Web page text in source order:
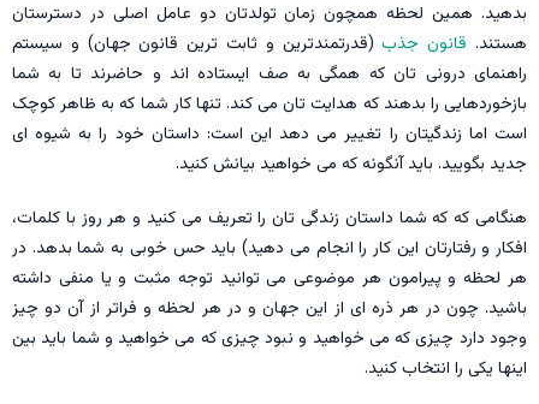
بدهید. همین لحظه همچون زمان تولدتان دو عامل اصلی در دسترستان
هستند. قانون جذب(قدرتمندترین و ثابت ترین قانون جهان) و سیستم
راهنمای درونی تان که همگی به صف ایستاده اند و حاضرند تا به شما
بازخوردهایی را بدهند که هدایت تان می کند. تنها کار شما که به ظاهر کوچک
است اما زندگیتان را تغییر می دهد این است: داستان خود را به شیوه ای
جدید بگویید. باید آنگونه که می خواهید بیانش کنید.
هنگامی که که شما داستان زندگی تان را تعریف می کنید و هر روز با کلمات،
افکار و رفتارتان این کار را انجام می دهید) باید حس خوبی به شما بدهد. در
هر لحظه و پیرامون هر موضوعی می توانید توجه مثبت و یا منفی داشته
باشید. چون در هر ذره ای از این جهان و در هر لحظه و فراتر از آن دو چیز
وجود دارد چیزی که می خواهید و نبود چیزی که می خواهید و شما باید بین
اینها یکی را انتخاب کنید.